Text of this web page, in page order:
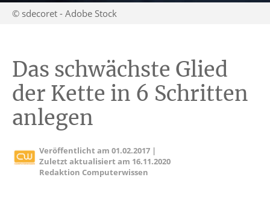
© sdecoret - Adobe Stock
Das schwächste Glied
der Kette in 6 Schritten
anlegen
Veröffentlicht am01.02.2017 |
Zuletzt aktualisiert am 16.11.2020
Redaktion Computerwissen